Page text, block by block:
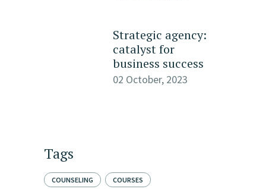
Strategic agency:
catalyst for
business success
02 October, 2023
Tags
COUNSELING COURSES